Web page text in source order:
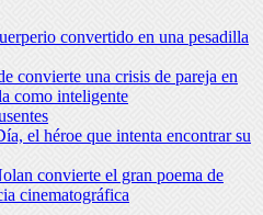
convertido en una pesadilla
convierte una crisis de pareja en
como inteligente
el héroe que intenta encontrar su
convierte el gran poema de
cinematográfica